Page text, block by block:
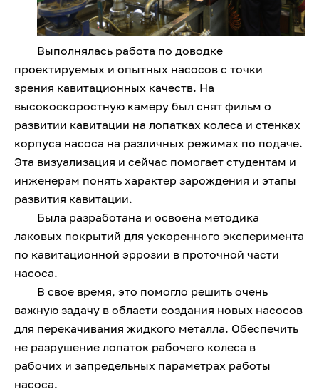
Выполнялась работа по доводке
проектируемых и опытных насосов с точки
зрения кавитационных качеств. На
высокоскоростную камеру был снят фильм о
развитии кавитации на лопатках колеса и стенках
корпуса насоса на различных режимах по подаче.
Эта визуализация и сейчас помогает студентам и
инженерам понять характер зарождения и этапы
развития кавитации.
Была разработана и освоена методика
лаковых покрытий для ускоренного эксперимента
по кавитационной эррозии в проточной части
насоса.
В свое время, это помогло решить очень
важную задачу в области создания новых насосов
для перекачивания жидкого металла. Обеспечить
не разрушение лопаток рабочего колеса в
рабочих и запредельных параметрах работы
насоса.